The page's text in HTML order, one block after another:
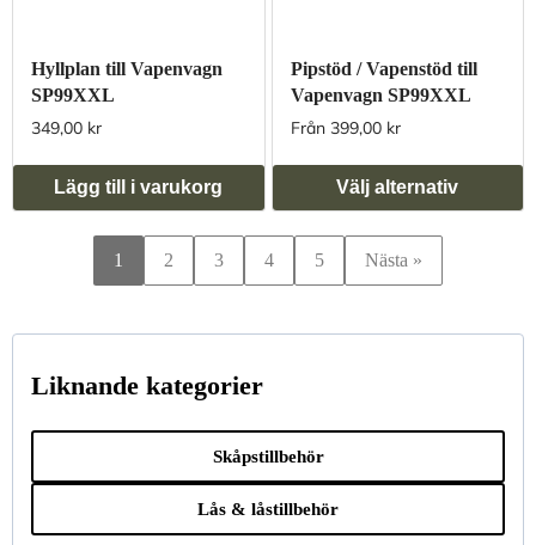
Liknande kategorier
Skåpstillbehör
Lås & låstillbehör
Hyllplan till Vapenvagn
SP99XXL
349,00 kr
Lägg till i varukorg
Pipstöd / Vapenstöd till
Vapenvagn SP99XXL
Från 399,00 kr
Välj alternativ
1 2 3 4 5 Nästa »